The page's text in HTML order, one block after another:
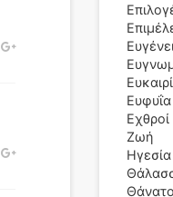
Ευφυΐα
Εχθροί
Ζωή